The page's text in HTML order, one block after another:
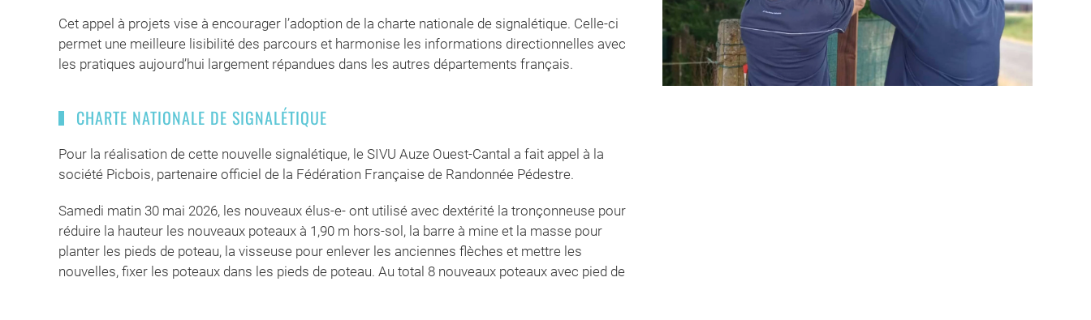
Cet appel à projets vise à encourager l’adoption de la charte nationale de signalétique. Celle-ci
permet une meilleure lisibilité des parcours et harmonise les informations directionnelles avec
les pratiques aujourd’hui largement répandues dans les autres départements français.
CHARTE NATIONALE DE SIGNALÉTIQUE
Pour la réalisation de cette nouvelle signalétique, le SIVU Auze Ouest-Cantal a fait appel à la
société Picbois, partenaire officiel de la Fédération Française de Randonnée Pédestre.
Samedi matin 30 mai 2026, les nouveaux élus-e- ont utilisé avec dextérité la tronçonneuse pour
réduire la hauteur les nouveaux poteaux à 1,90 m hors-sol, la barre à mine et la masse pour
planter les pieds de poteau, la visseuse pour enlever les anciennes flèches et mettre les
nouvelles, fixer les poteaux dans les pieds de poteau. Au total 8 nouveaux poteaux avec pied de